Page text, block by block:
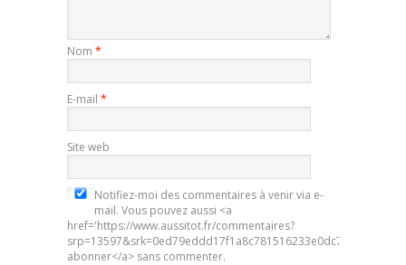
Nom *
E-mail *
Site web
Notifiez-moi des commentaires à venir via e-
mail. Vous pouvez aussi <a
href='https://www.aussitot.fr/commentaires?
abonner</a> sans commenter.